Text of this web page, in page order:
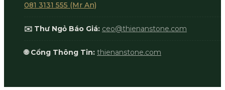
081 3131 555 (Mr An)
✉️ Thư Ngỏ Báo Giá: ceo@thienanstone.com
🌐 Cổng Thông Tin: thienanstone.com